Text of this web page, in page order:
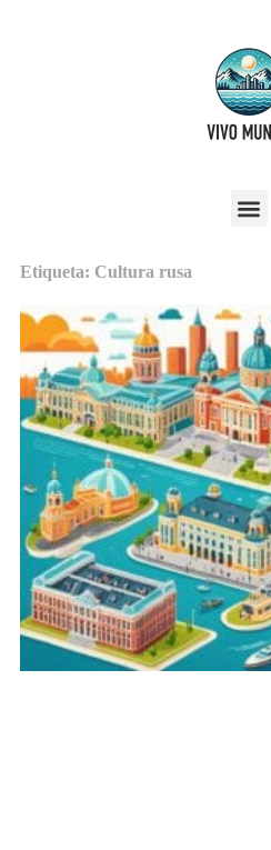
Etiqueta: Cultura rusa